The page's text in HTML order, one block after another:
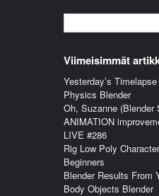
Viimeisimmät
Yesterday’s
Physics Blender
Oh, Suzanne (Blender
ANIMATION
LIVE #286
Rig Low Poly
Beginners
Blender Results From
Body Objects Blender